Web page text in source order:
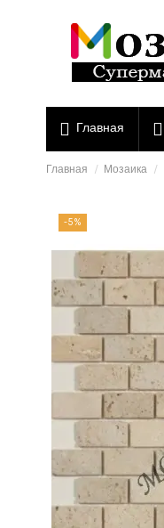
Главная
Главная Мозаика
-5%